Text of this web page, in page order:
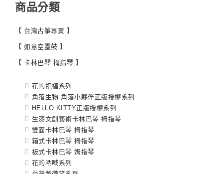
商品分類
【 台灣古箏專賣 】
【 如意空靈鼓 】
【 卡林巴琴 拇指琴 】
花的祝福系列
角落生物 角落小夥伴正版授權系列
HELLO KITTY正版授權系列
生漆文創藝術卡林巴琴 拇指琴
雙面卡林巴琴 拇指琴
箱式卡林巴琴 拇指琴
板式卡林巴琴 姆指琴
花的吶喊系列